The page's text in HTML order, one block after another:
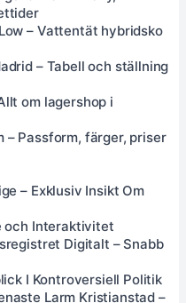
– Vattentät hybridsko
– Tabell och ställning
om lagershop i
– Passform, färger, priser
– Exklusiv Insikt Om
och Interaktivitet
Digitalt – Snabb
I Kontroversiell Politik
Larm Kristianstad –